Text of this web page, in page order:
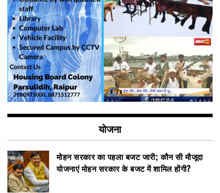
योजना
मोहन सरकार का पहला बजट जारी; कौन सी मौजूदा
योजनाएं मोहन सरकार के बजट में शामिल होंगी?